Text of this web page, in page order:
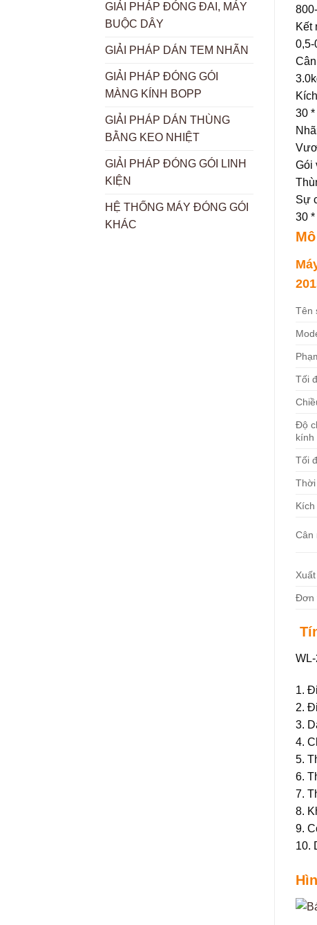
GIẢI PHÁP ĐÓNG ĐAI, MÁY
BUỘC DÂY
GIẢI PHÁP DÁN TEM NHÃN
GIẢI PHÁP ĐÓNG GÓI
MÀNG KÍNH BOPP
GIẢI PHÁP DÁN THÙNG
BẰNG KEO NHIỆT
GIẢI PHÁP ĐÓNG GÓI LINH
KIỆN
HỆ THỐNG MÁY ĐÓNG GÓI
KHÁC
Kết
0,5-
30 *
Gói
Sự
30 *
Tên
Tối
Độ
kính
Tối
Thời
Cân
Đơn
1.
2.
3.
4.
5.
6.
7.
8.
9.
10.